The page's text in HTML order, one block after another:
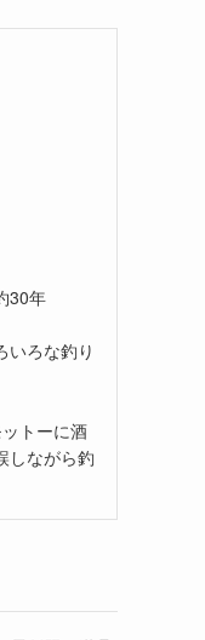
30年
いろな釣り
トーに酒
しながら釣